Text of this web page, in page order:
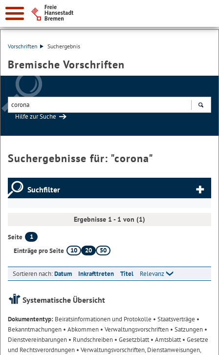
Vorschriften Suchergebnis
Bremische Vorschriften
Hilfe zur Suche
Suchergebnisse für: "corona"
Suchfilter
Ergebnisse 1 - 1 von (1)
Seite
1
Einträge pro Seite
10 20 50
Sortieren nach:Datum Inkrafttreten Titel Relevanz
Systematische Übersicht
Dokumententyp: Beiratsinformationen und Protokolle • Staatsverträge •
Bekanntmachungen • Abkommen • Verwaltungsvorschriften • Satzungen •
Dienstvereinbarungen • Rundschreiben • Gesetzblatt• Amtsblatt• Gesetze
und Rechtsverordnungen • Verwaltungsvorschriften, Dienstanweisungen,